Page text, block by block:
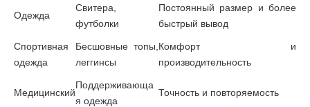
Одежда
Свитера,
футболки
Постоянный размер и более
быстрый вывод
Спортивная
одежда
Бесшовные топы,
леггинсы
Комфорт и
производительность
Медицинский
Поддерживающа
я одежда
Точность и повторяемость